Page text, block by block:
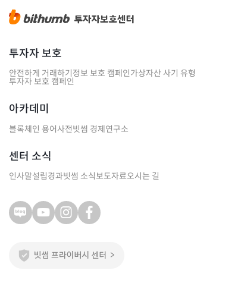
투자자 보호
안전하게 거래하기정보 보호 캠페인가상자산 사기 유형
투자자 보호 캠페인
아카데미
블록체인 용어사전빗썸 경제연구소
센터 소식
인사말설립경과빗썸 소식보도자료오시는 길